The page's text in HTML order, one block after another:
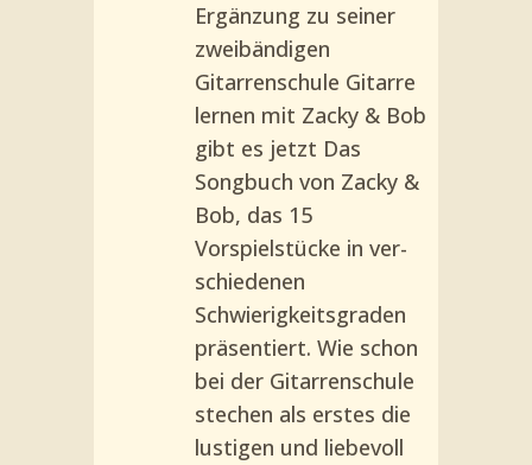
Ergänzung zu seiner
zweibändi­gen
Gitarrenschule Gitarre
ler­nen mit Zacky & Bob
gibt es jetzt Das
Songbuch von Zacky &
Bob, das 15
Vorspielstücke in ver­
schiedenen
Schwierigkeitsgra­den
präsentiert. Wie schon
bei der Gitarrenschu­le
stechen als erstes die
lustigen und liebevoll